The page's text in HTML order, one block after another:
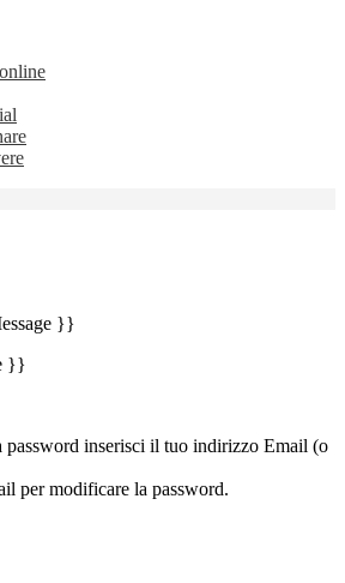
}}
}}
password inserisci il tuo indirizzo Email (o
per modificare la password.